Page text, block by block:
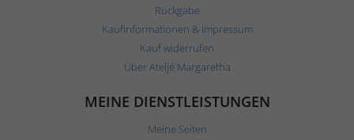
Rückgabe
Kaufinformationen & Impressum
Kauf widerrufen
Über Ateljé Margaretha
MEINE DIENSTLEISTUNGEN
Meine Seiten